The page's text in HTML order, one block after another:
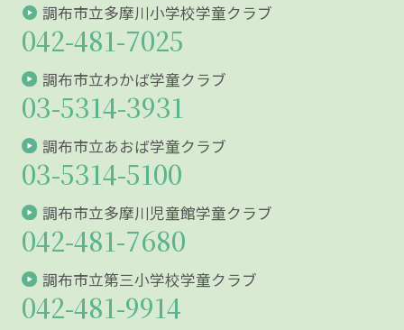
調布市立多摩川小学校学童クラブ
042-481-7025
調布市立わかば学童クラブ
03-5314-3931
調布市立あおば学童クラブ
03-5314-5100
調布市立多摩川児童館学童クラブ
042-481-7680
調布市立第三小学校学童クラブ
042-481-9914